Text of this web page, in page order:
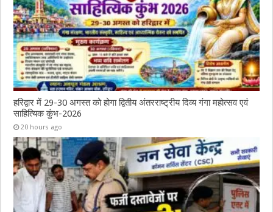
हरिद्वार में 29-30 अगस्त को होगा द्वितीय अंतरराष्ट्रीय दिव्य गंगा महोत्सव एवं
साहित्यिक कुंभ-2026
20 hours ago